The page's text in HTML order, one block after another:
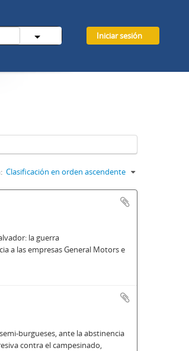
Iniciar sesión
Clasificación en orden ascendente
la guerra
a las empresas General Motors e
burgueses, ante la abstinencia
contra el campesinado,